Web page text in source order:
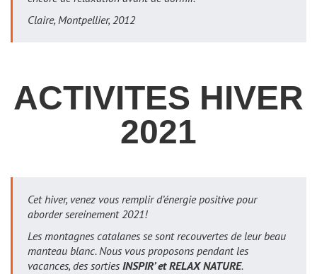
Claire, Montpellier, 2012
ACTIVITES HIVER
2021
Cet hiver, venez vous remplir d’énergie positive pour
aborder sereinement 2021!
Les montagnes catalanes se sont recouvertes de leur beau
manteau blanc. Nous vous proposons pendant les
vacances, des sorties INSPIR’ et RELAX NATURE.